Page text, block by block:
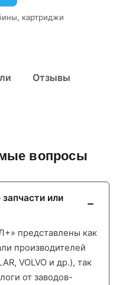
картриджи
Отзывы
вопросы
или
представлены как
производителей
VOLVO и др.), так
от заводов-